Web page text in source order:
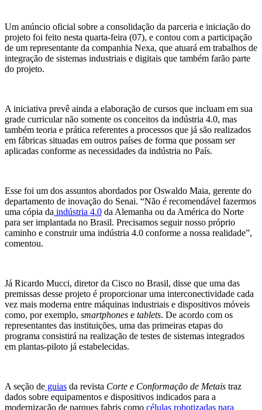
Um anúncio oficial sobre a consolidação da parceria e iniciação do
projeto foi feito nesta quarta-feira (07), e contou com a participação
de um representante da companhia Nexa, que atuará em trabalhos de
integração de sistemas industriais e digitais que também farão parte
do projeto.
A iniciativa prevê ainda a elaboração de cursos que incluam em sua
grade curricular não somente os conceitos da indústria 4.0, mas
também teoria e prática referentes a processos que já são realizados
em fábricas situadas em outros países de forma que possam ser
aplicadas conforme as necessidades da indústria no País.
Esse foi um dos assuntos abordados por Oswaldo Maia, gerente do
departamento de inovação do Senai. “Não é recomendável fazermos
uma cópia da indústria 4.0 da Alemanha ou da América do Norte
para ser implantada no Brasil. Precisamos seguir nosso próprio
caminho e construir uma indústria 4.0 conforme a nossa realidade”,
comentou.
Já Ricardo Mucci, diretor da Cisco no Brasil, disse que uma das
premissas desse projeto é proporcionar uma interconectividade cada
vez mais moderna entre máquinas industriais e dispositivos móveis
como, por exemplo, smartphones e tablets. De acordo com os
representantes das instituições, uma das primeiras etapas do
programa consistirá na realização de testes de sistemas integrados
em plantas-piloto já estabelecidas.
A seção de guias da revista Corte e Conformação de Metais traz
dados sobre equipamentos e dispositivos indicados para a
modernização de parques fabris como células robotizadas para